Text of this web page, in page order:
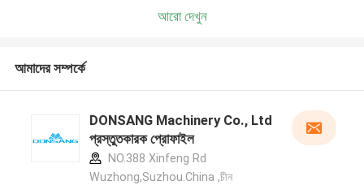
আরো দেখুন
আমাদের সম্পর্কে
DONSANG Machinery Co., Ltd
প্রস্তুতকারক প্রোফাইল
NO.388 Xinfeng Rd
Wuzhong,Suzhou.China ,চীন